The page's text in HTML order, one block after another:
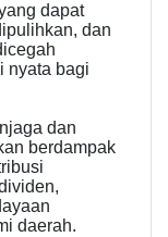
dapat
dan
nyata bagi
dan
berdampak
daerah.